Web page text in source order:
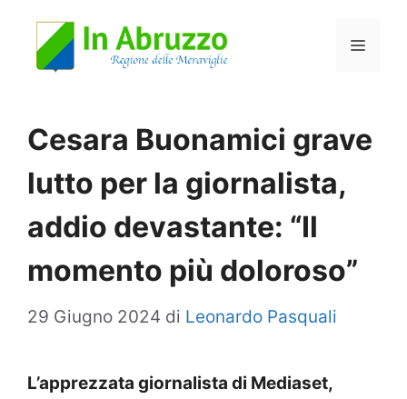
Menu
Cesara Buonamici grave
lutto per la giornalista,
addio devastante: “Il
momento più doloroso”
29 Giugno 2024 di Leonardo Pasquali
L’apprezzata giornalista di Mediaset,